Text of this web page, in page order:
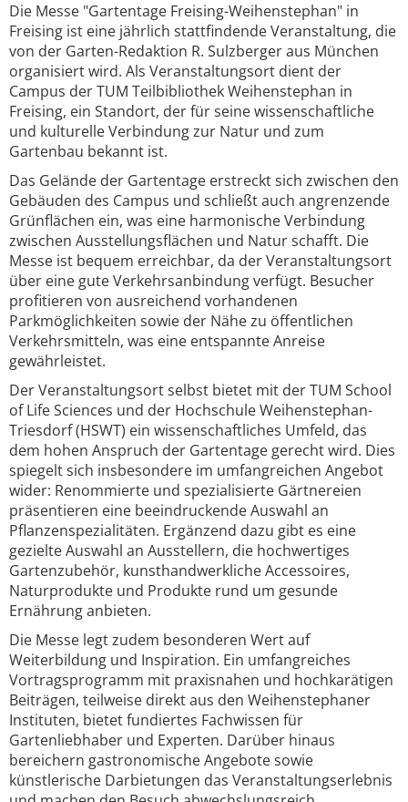
Die Messe "Gartentage Freising-Weihenstephan" in
Freising ist eine jährlich stattfindende Veranstaltung, die
von der Garten-Redaktion R. Sulzberger aus München
organisiert wird. Als Veranstaltungsort dient der
Campus der TUM Teilbibliothek Weihenstephan in
Freising, ein Standort, der für seine wissenschaftliche
und kulturelle Verbindung zur Natur und zum
Gartenbau bekannt ist.
Das Gelände der Gartentage erstreckt sich zwischen den
Gebäuden des Campus und schließt auch angrenzende
Grünflächen ein, was eine harmonische Verbindung
zwischen Ausstellungsflächen und Natur schafft. Die
Messe ist bequem erreichbar, da der Veranstaltungsort
über eine gute Verkehrsanbindung verfügt. Besucher
profitieren von ausreichend vorhandenen
Parkmöglichkeiten sowie der Nähe zu öffentlichen
Verkehrsmitteln, was eine entspannte Anreise
gewährleistet.
Der Veranstaltungsort selbst bietet mit der TUM School
of Life Sciences und der Hochschule Weihenstephan-
Triesdorf (HSWT) ein wissenschaftliches Umfeld, das
dem hohen Anspruch der Gartentage gerecht wird. Dies
spiegelt sich insbesondere im umfangreichen Angebot
wider: Renommierte und spezialisierte Gärtnereien
präsentieren eine beeindruckende Auswahl an
Pflanzenspezialitäten. Ergänzend dazu gibt es eine
gezielte Auswahl an Ausstellern, die hochwertiges
Gartenzubehör, kunsthandwerkliche Accessoires,
Naturprodukte und Produkte rund um gesunde
Ernährung anbieten.
Die Messe legt zudem besonderen Wert auf
Weiterbildung und Inspiration. Ein umfangreiches
Vortragsprogramm mit praxisnahen und hochkarätigen
Beiträgen, teilweise direkt aus den Weihenstephaner
Instituten, bietet fundiertes Fachwissen für
Gartenliebhaber und Experten. Darüber hinaus
bereichern gastronomische Angebote sowie
künstlerische Darbietungen das Veranstaltungserlebnis